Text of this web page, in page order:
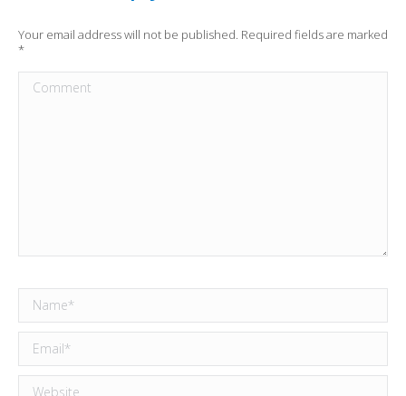
Your email address will not be published. Required fields are marked
*
Comment
Name *
Email *
Website